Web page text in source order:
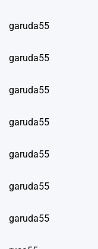
garuda55
garuda55
garuda55
garuda55
garuda55
garuda55
garuda55